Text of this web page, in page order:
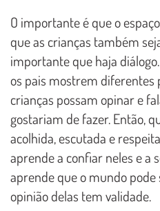
O importante é que o
que as crianças também
importante que haja
os pais mostrem diferentes
crianças possam opinar e
gostariam de fazer. Então,
acolhida, escutada e
aprende a confiar neles e a
aprende que o mundo
opinião delas tem validade.